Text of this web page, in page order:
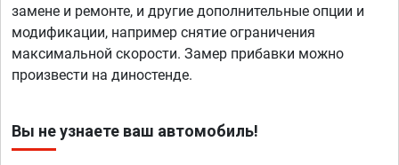
замене и ремонте, и другие дополнительные опции и
модификации, например снятие ограничения
максимальной скорости. Замер прибавки можно
произвести на диностенде.
Вы не узнаете ваш автомобиль!